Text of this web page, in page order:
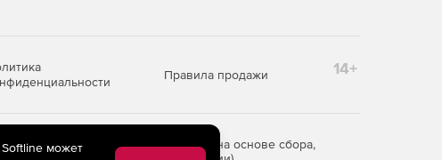
Правила продажи 14+
предоставления информации на основе сбора,
может